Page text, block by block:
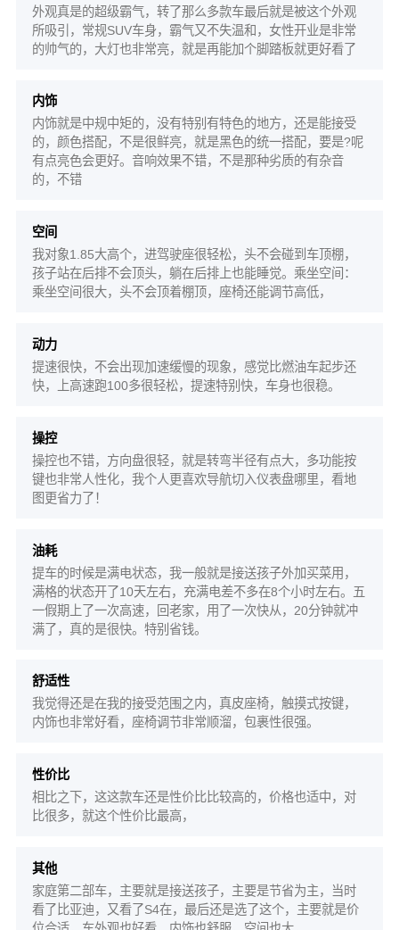
外观真是的超级霸气，转了那么多款车最后就是被这个外观
所吸引，常规SUV车身，霸气又不失温和，女性开业是非常
的帅气的，大灯也非常亮，就是再能加个脚踏板就更好看了
内饰
内饰就是中规中矩的，没有特别有特色的地方，还是能接受
的，颜色搭配，不是很鲜亮，就是黑色的统一搭配，要是?呢
有点亮色会更好。音响效果不错，不是那种劣质的有杂音
的，不错
空间
我对象1.85大高个，进驾驶座很轻松，头不会碰到车顶棚，
孩子站在后排不会顶头，躺在后排上也能睡觉。乘坐空间：
乘坐空间很大，头不会顶着棚顶，座椅还能调节高低，
动力
提速很快，不会出现加速缓慢的现象，感觉比燃油车起步还
快，上高速跑100多很轻松，提速特别快，车身也很稳。
操控
操控也不错，方向盘很轻，就是转弯半径有点大，多功能按
键也非常人性化，我个人更喜欢导航切入仪表盘哪里，看地
图更省力了！
油耗
提车的时候是满电状态，我一般就是接送孩子外加买菜用，
满格的状态开了10天左右，充满电差不多在8个小时左右。五
一假期上了一次高速，回老家，用了一次快从，20分钟就冲
满了，真的是很快。特别省钱。
舒适性
我觉得还是在我的接受范围之内，真皮座椅，触摸式按键，
内饰也非常好看，座椅调节非常顺溜，包裹性很强。
性价比
相比之下，这这款车还是性价比比较高的，价格也适中，对
比很多，就这个性价比最高，
其他
家庭第二部车，主要就是接送孩子，主要是节省为主，当时
看了比亚迪，又看了S4在，最后还是选了这个，主要就是价